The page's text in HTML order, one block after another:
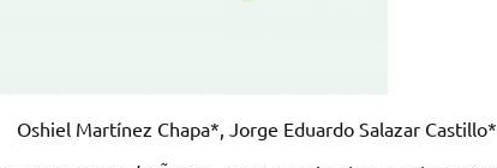
Oshiel Martínez Chapa*, Jorge Eduardo Salazar Castillo*